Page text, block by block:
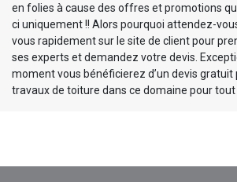
en folies à cause des offres et promotions
ci uniquement !! Alors pourquoi attendez-
vous rapidement sur le site de client pour
ses experts et demandez votre devis.
moment vous bénéficierez d’un devis gratuit
travaux de toiture dans ce domaine pour tout